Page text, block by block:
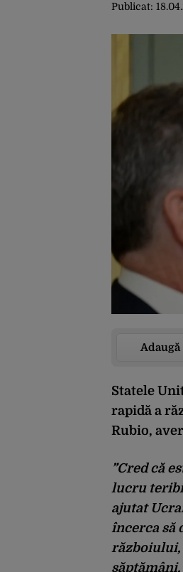
Publicat:
Statele
rapidă a
Rubio,
”Cred că
lucru
ajutat
încerca să
războiului,
săptămâni,